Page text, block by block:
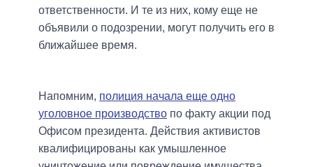
ответственности. И те из них, кому еще не
объявили о подозрении, могут получить его в
ближайшее время.
Напомним, полиция начала еще одно
уголовное производство по факту акции под
Офисом президента. Действия активистов
квалифицированы как умышленное